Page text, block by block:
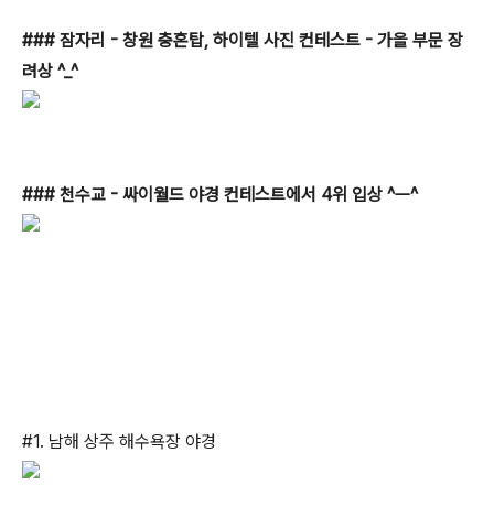
### 잠자리 - 창원 충혼탑, 하이텔 사진 컨테스트 - 가을 부문 장
려상 ^_^
### 천수교 - 싸이월드 야경 컨테스트에서 4위 입상 ^ㅡ^
#1. 남해 상주 해수욕장 야경